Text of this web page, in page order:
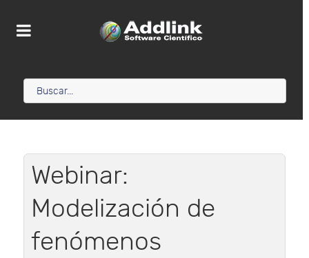
Webinar:
Modelización de
fenómenos